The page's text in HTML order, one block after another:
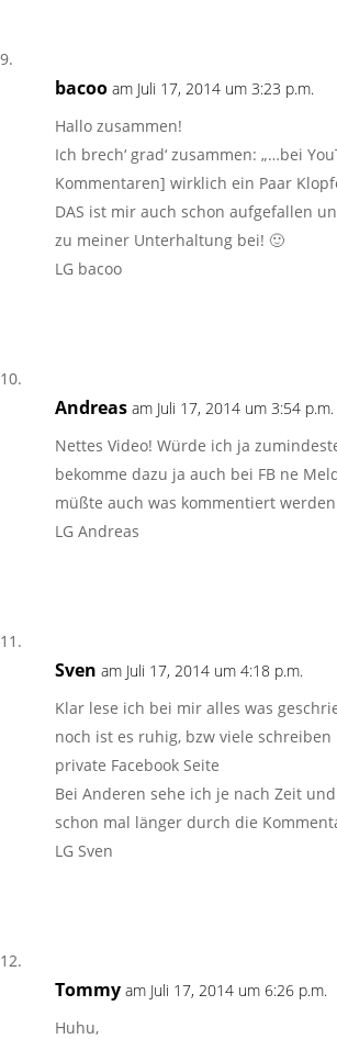
bacoo am Juli 17, 2014 um 3:23 p.m.
Hallo zusammen!
Ich brech‘ grad‘ zusammen: „…bei
Kommentaren] wirklich ein Paar
DAS ist mir auch schon aufgefallen
zu meiner Unterhaltung bei! 🙂
LG bacoo
Andreas am Juli 17, 2014 um 3:54 p.m.
Nettes Video! Würde ich ja
bekomme dazu ja auch bei FB ne
müßte auch was kommentiert
LG Andreas
Sven am Juli 17, 2014 um 4:18 p.m.
Klar lese ich bei mir alles was
noch ist es ruhig, bzw viele
private Facebook Seite
Bei Anderen sehe ich je nach Zeit
schon mal länger durch die
LG Sven
Tommy am Juli 17, 2014 um 6:26 p.m.
Huhu,